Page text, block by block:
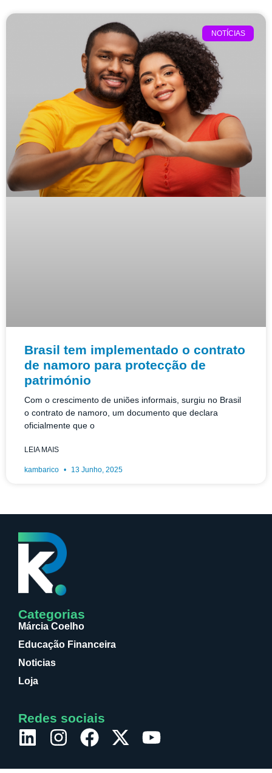
NOTÍCIAS
Brasil tem implementado o contrato
de namoro para protecção de
património
Com o crescimento de uniões informais, surgiu no Brasil
o contrato de namoro, um documento que declara
oficialmente que o
LEIA MAIS
kambarico 13 Junho, 2025
Categorias
Márcia Coelho
Educação Financeira
Noticias
Loja
Redes sociais